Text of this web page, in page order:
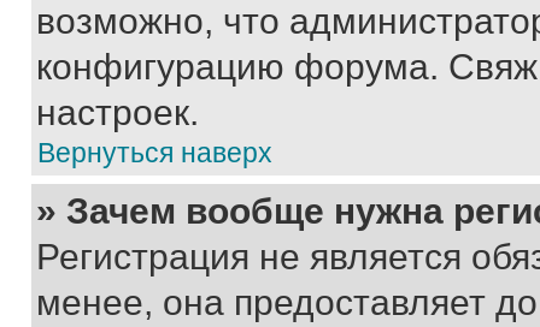
возможно, что
конфигурацию форума.
настроек.
Вернуться наверх
» Зачем вообще нужна
Регистрация не является
менее, она предоставляет